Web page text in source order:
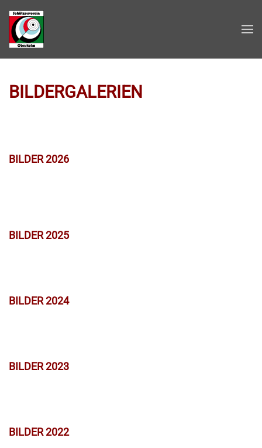
Zum Hauptinhalt springen
BILDERGALERIEN
BILDER 2026
BILDER 2025
BILDER 2024
BILDER 2023
BILDER 2022